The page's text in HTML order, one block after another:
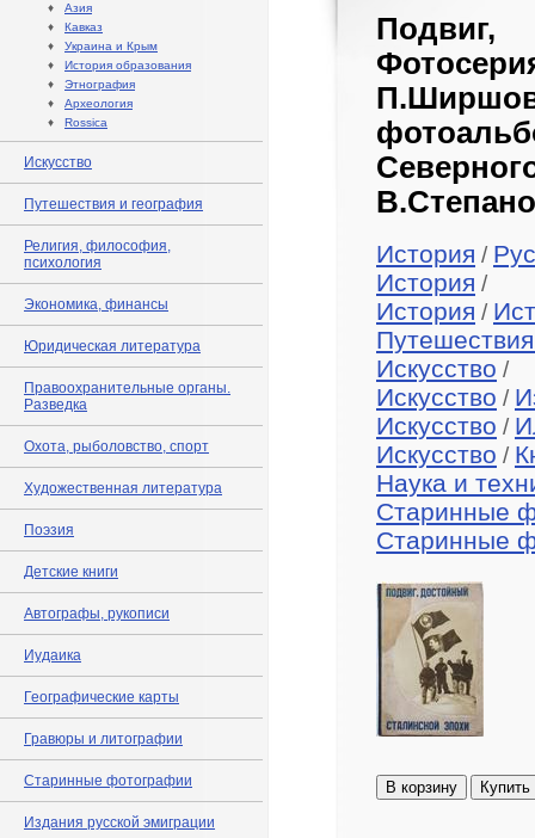
♦ Азия
♦ Кавказ
♦ Украина и Крым
♦ История образования
♦ Этнография
♦ Археология
♦ Rossica
Искусство
Путешествия и география
Религия, философия,
психология
Экономика, финансы
Юридическая литература
Правоохранительные органы.
Разведка
Охота, рыболовство, спорт
Художественная литература
Поэзия
Детские книги
Автографы, рукописи
Иудаика
Географические карты
Гравюры и литографии
Старинные фотографии
Издания русской эмиграции
Подвиг,
История /
История /
История /
Искусство /
Искусство /
Искусство /
Искусство /
Наука и
Старинные
Старинные
В корзину Купить